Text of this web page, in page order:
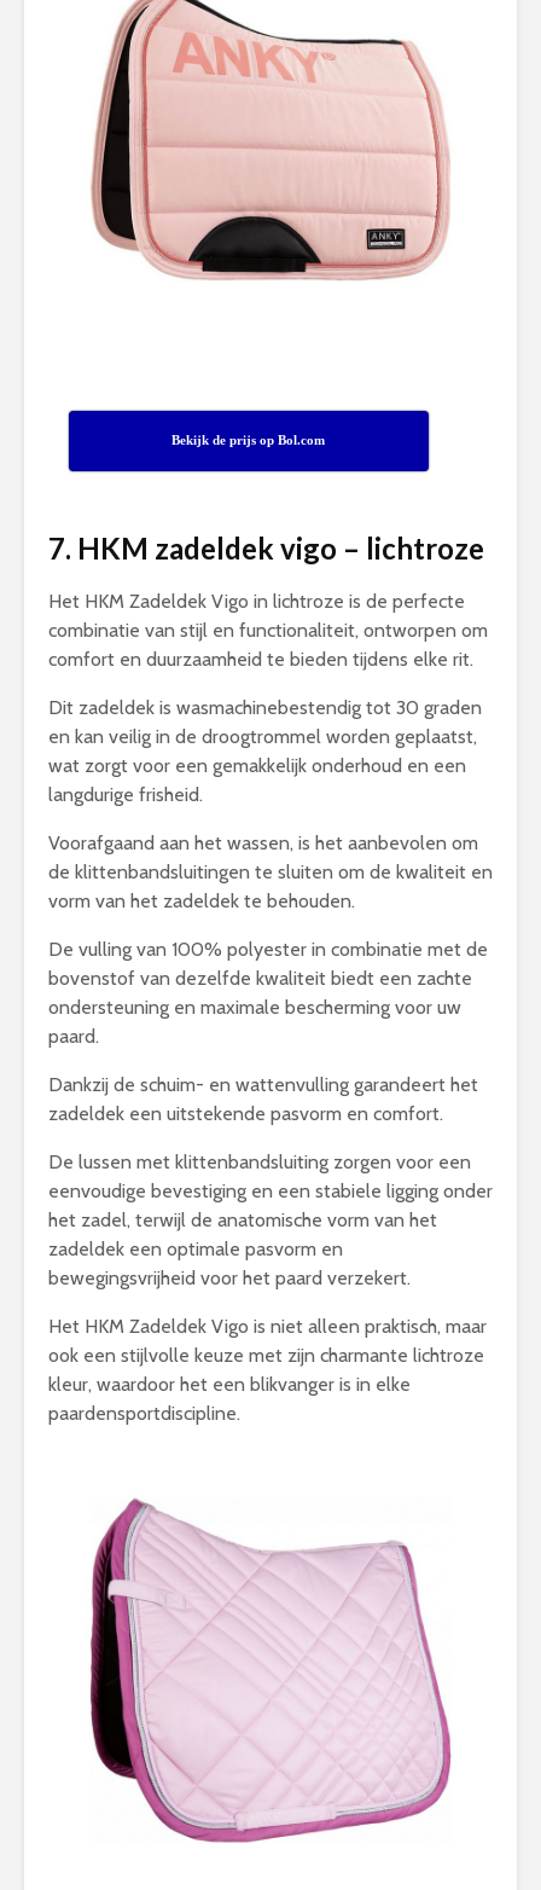
Bekijk de prijs op Bol.com
7. HKM zadeldek vigo – lichtroze
Het HKM Zadeldek Vigo in lichtroze is de perfecte
combinatie van stijl en functionaliteit, ontworpen om
comfort en duurzaamheid te bieden tijdens elke rit.
Dit zadeldek is wasmachinebestendig tot 30 graden
en kan veilig in de droogtrommel worden geplaatst,
wat zorgt voor een gemakkelijk onderhoud en een
langdurige frisheid.
Voorafgaand aan het wassen, is het aanbevolen om
de klittenbandsluitingen te sluiten om de kwaliteit en
vorm van het zadeldek te behouden.
De vulling van 100% polyester in combinatie met de
bovenstof van dezelfde kwaliteit biedt een zachte
ondersteuning en maximale bescherming voor uw
paard.
Dankzij de schuim- en wattenvulling garandeert het
zadeldek een uitstekende pasvorm en comfort.
De lussen met klittenbandsluiting zorgen voor een
eenvoudige bevestiging en een stabiele ligging onder
het zadel, terwijl de anatomische vorm van het
zadeldek een optimale pasvorm en
bewegingsvrijheid voor het paard verzekert.
Het HKM Zadeldek Vigo is niet alleen praktisch, maar
ook een stijlvolle keuze met zijn charmante lichtroze
kleur, waardoor het een blikvanger is in elke
paardensportdiscipline.